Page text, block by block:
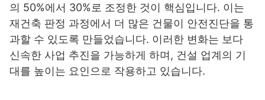
의 50%에서 30%로 조정한 것이 핵심입니다. 이는
재건축 판정 과정에서 더 많은 건물이 안전진단을 통
과할 수 있도록 만들었습니다. 이러한 변화는 보다
신속한 사업 추진을 가능하게 하며, 건설 업계의 기
대를 높이는 요인으로 작용하고 있습니다.